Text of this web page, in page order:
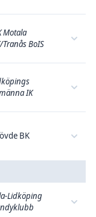
Motala
Tranås BoIS
IK
BK
Lidköping